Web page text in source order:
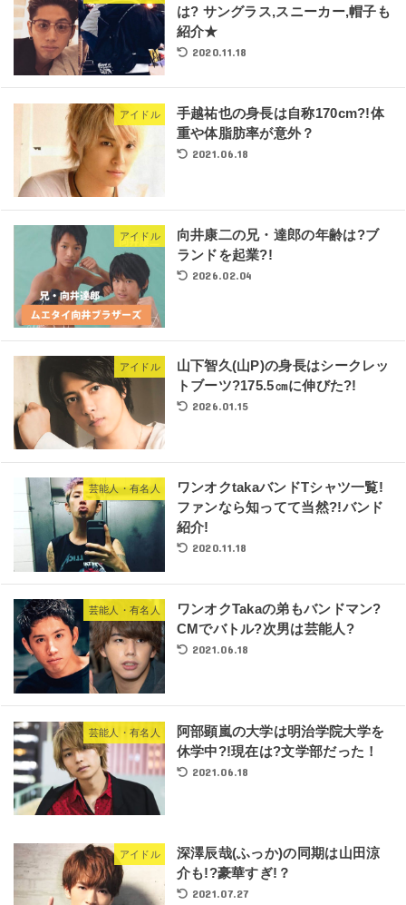
は? サングラス,スニーカー,帽子も
紹介★
2020.11.18
アイドル
手越祐也の身長は自称170cm?!体
重や体脂肪率が意外？
2021.06.18
アイドル
向井康二の兄・達郎の年齢は?ブ
ランドを起業?!
2026.02.04
アイドル
山下智久(山P)の身長はシークレッ
トブーツ?175.5㎝に伸びた?!
2026.01.15
芸能人・有名人
ワンオクtakaバンドTシャツ一覧!
ファンなら知ってて当然?!バンド
紹介!
2020.11.18
芸能人・有名人
ワンオクTakaの弟もバンドマン?
CMでバトル?次男は芸能人?
2021.06.18
芸能人・有名人
阿部顕嵐の大学は明治学院大学を
休学中?!現在は?文学部だった！
2021.06.18
アイドル
深澤辰哉(ふっか)の同期は山田涼
介も!?豪華すぎ!？
2021.07.27